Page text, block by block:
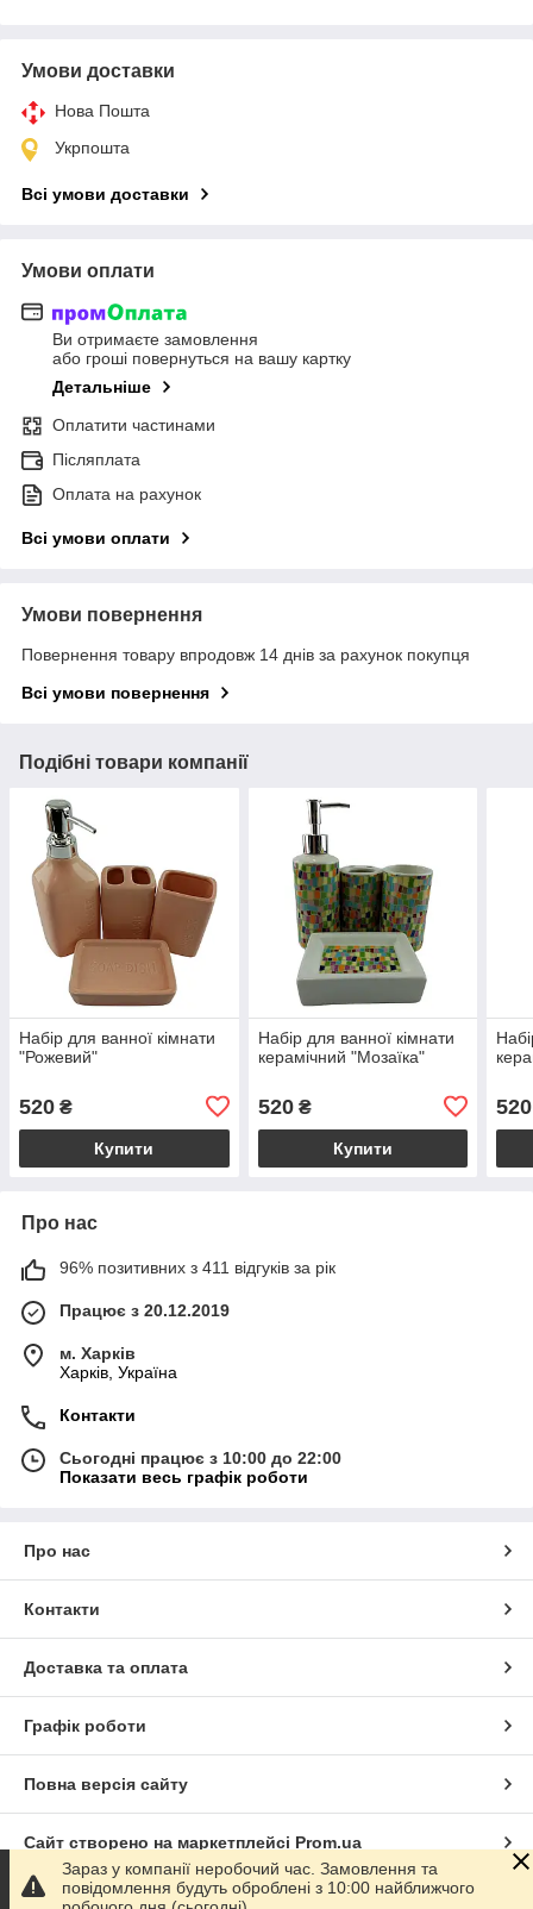
Умови доставки
Нова Пошта
Укрпошта
Всі умови доставки
Умови оплати
Ви отримаєте замовлення
або гроші повернуться на вашу картку
Детальніше
Оплатити частинами
Післяплата
Оплата на рахунок
Всі умови оплати
Умови повернення
Повернення товару впродовж 14 днів за рахунок покупця
Всі умови повернення
Подібні товари компанії
Набір для ванної кімнати
"Рожевий"
520 ₴
Купити
Набір для ванної кімнати
керамічний "Мозаїка"
520₴
Купити
520
Про нас
96% позитивних з 411 відгуків за рік
Працює з 20.12.2019
м. Харків
Харків, Україна
Контакти
Сьогодні працює з 10:00 до 22:00
Показати весь графік роботи
Про нас
Контакти
Доставка та оплата
Графік роботи
Повна версія сайту
Сайт створено на маркетплейсі Prom.ua
Політика конфіденційності
Зараз у компанії неробочий час. Замовлення та
повідомлення будуть оброблені з 10:00 найближчого